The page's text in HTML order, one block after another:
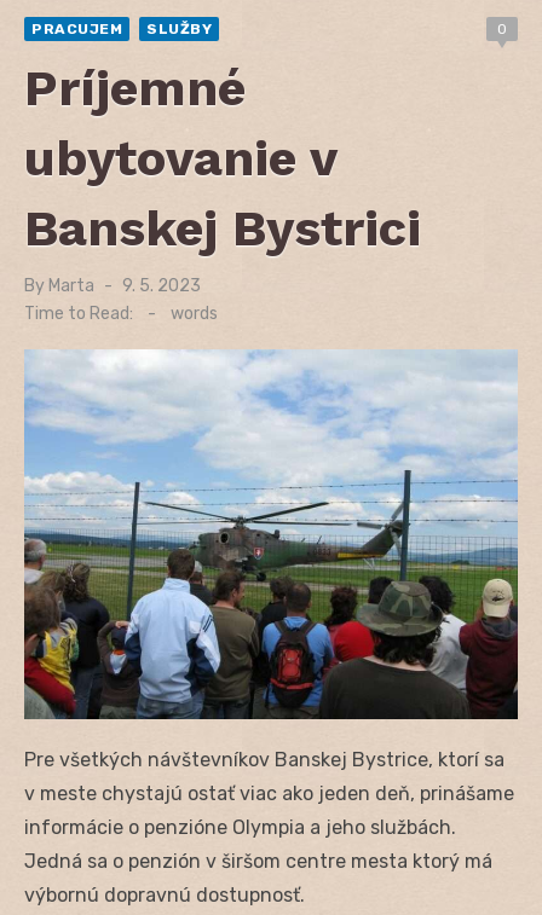
PRACUJEM SLUŽBY 0
Príjemné
ubytovanie v
Banskej Bystrici
By Marta
Posted
on
9. 5. 2023
Time to Read:
- words
Pre všetkých návštevníkov Banskej Bystrice, ktorí sa
v meste chystajú ostať viac ako jeden deň, prinášame
informácie o penzióne Olympia a jeho službách.
Jedná sa o penzión v širšom centre mesta ktorý má
výbornú dopravnú dostupnosť.